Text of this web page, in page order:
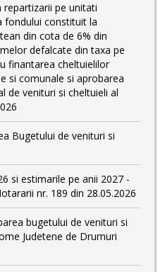
repartizarii pe unitati
fondului constituit la
din cota de 6% din
defalcate din taxa pe
finantarea cheltuielilor
si comunale si aprobarea
de venituri si cheltuieli al
Bugetului de venituri si
si estimarile pe anii 2027 -
nr. 189 din 28.05.2026
bugetului de venituri si
Judetene de Drumuri